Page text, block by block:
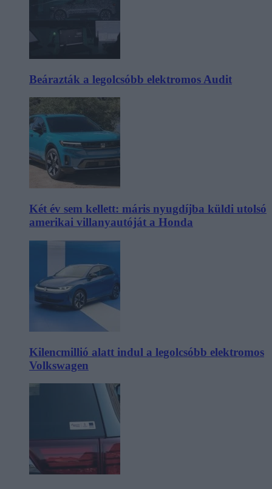
Beárazták a legolcsóbb elektromos Audit
Két év sem kellett: máris nyugdíjba küldi utolsó
amerikai villanyautóját a Honda
Kilencmillió alatt indul a legolcsóbb elektromos
Volkswagen